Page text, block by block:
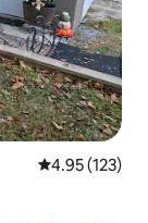
Ukadiriaji wa
4.95 (123)